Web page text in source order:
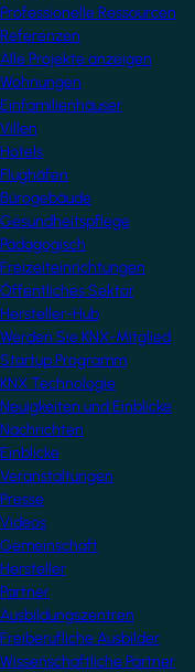
Professionelle Ressourcen
Referenzen
Alle Projekte anzeigen
Wohnungen
Einfamilienhäuser
Villen
Hotels
Flughäfen
Bürogebäude
Gesundheitspflege
Pädagogisch
Freizeiteinrichtungen
Öffentliches Sektor
Hersteller-Hub
Werden Sie KNX-Mitglied
Startup Programm
KNX Technologie
Neuigkeiten und Einblicke
Nachrichten
Einblicke
Veranstaltungen
Presse
Videos
Gemeinschaft
Hersteller
Partner
Ausbildungszentren
Freiberufliche Ausbilder
Wissenschaftliche Partner